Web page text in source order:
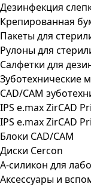
Дезинфекция
Крепированная
Пакеты для
Рулоны для
Салфетки для
Зуботехнические
CAD/CAM
IPS e.max ZirCAD
IPS e.max ZirCAD
Блоки CAD/CAM
Диски Cercon
А-силикон для
Аксессуары и